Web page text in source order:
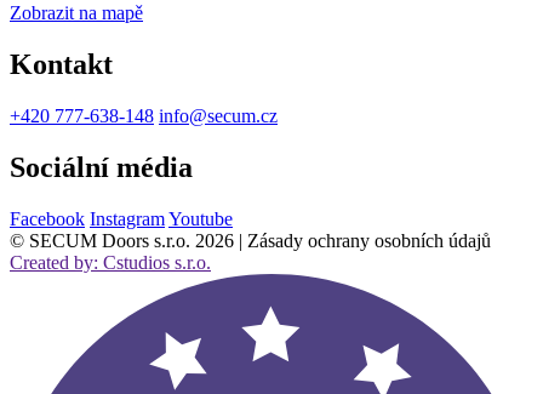
Zobrazit na mapě
Kontakt
+420 777-638-148 info@secum.cz
Sociální média
Facebook InstagramYoutube
© SECUM Doors s.r.o. 2026 | Zásady ochrany osobních údajů
Created by: Cstudios s.r.o.